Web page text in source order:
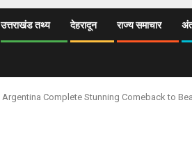
उत्तराखंड तथ्य देहरादून राज्य समाचार
Argentina Complete Stunning Comeback to